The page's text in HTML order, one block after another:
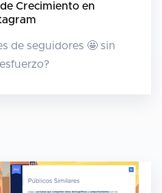
Crecimiento en
de seguidores 🤩 sin